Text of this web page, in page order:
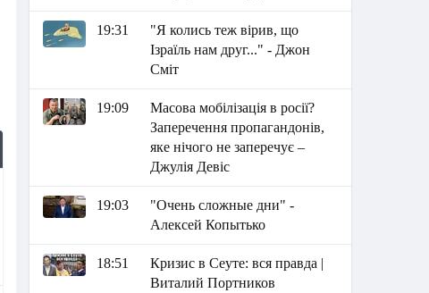
19:31
"Я колись теж вірив, що
Ізраїль нам друг..." - Джон
Сміт
19:09
Масова мобілізація в росії?
Заперечення пропагандонів,
яке нічого не заперечує –
Джулія Девіс
19:03
"Очень сложные дни" -
Алексей Копытько
18:51
Кризис в Сеуте: вся правда |
Виталий Портников